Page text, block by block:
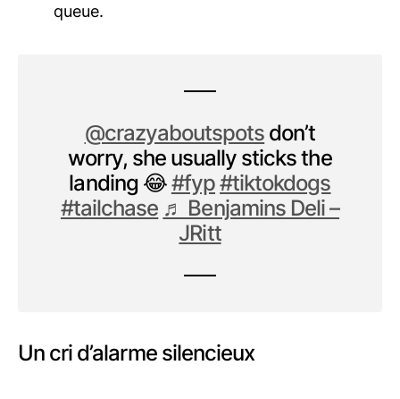
queue.
@crazyaboutspots don’t
worry, she usually sticks the
landing 😂#fyp#tiktokdogs
#tailchase ♬ Benjamins Deli –
JRitt
Un cri d’alarme silencieux